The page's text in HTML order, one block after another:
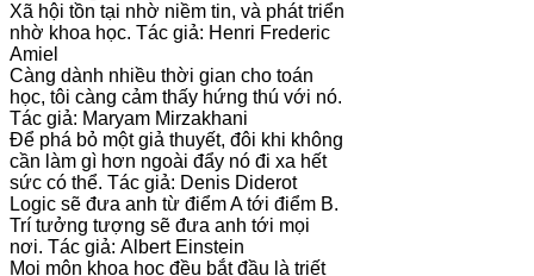
Xã hội tồn tại nhờ niềm tin, và phát triển
nhờ khoa học. Tác giả: Henri Frederic
Amiel
Càng dành nhiều thời gian cho toán
học, tôi càng cảm thấy hứng thú với nó.
Tác giả: Maryam Mirzakhani
Để phá bỏ một giả thuyết, đôi khi không
cần làm gì hơn ngoài đẩy nó đi xa hết
sức có thể. Tác giả: Denis Diderot
Logic sẽ đưa anh từ điểm A tới điểm B.
Trí tưởng tượng sẽ đưa anh tới mọi
nơi. Tác giả: Albert Einstein
Mọi môn khoa học đều bắt đầu là triết